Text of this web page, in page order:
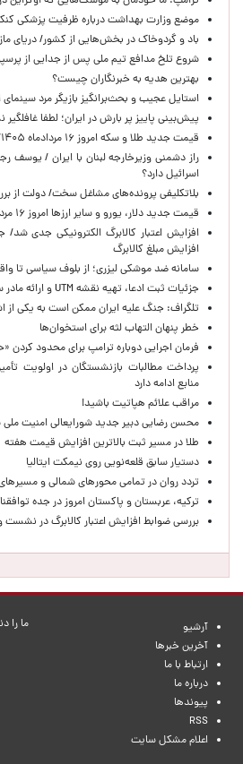
موضع وزارت بهداشت درباره ظرفیت پزشکی کنکور
باد و گردوخاک در بخش‌هایی از کشور/ دریای
شروع تلخ مدافع تیم ملی پس از جدایی از
بهترین هدیه به خبرنگاران چیست؟
استایل عجیب و بحث‌برانگیز بازیگر مرد سینمای
پیش‌بینی پاییز پر بارش در ایران؛ لطفا غافلگیر
قیمت جدید طلا و سکه امروز ۱۶ مردادماه ۱۴۰۵/ جدول
راز دشمنی وزیرخارجه لبنان با ایران / یوسف
اسرائیل دارد؟
بلاتکلیفی پرونده‌های مشاغل سخت/ دولت از
قیمت جدید دلار، یورو و سایر ارزها امروز ۱۶ مردادماه ۱۴۰۵/ جدول
افزایش اعتبار کالابرگ الکترونیکی جدی
افزایش مبلغ کالابرگ
سامانه ضد موشکی لیزری؛ از بلوف سیاسی تا
جزئیات ثبت ادعا، تهیه نقشه UTM و ارائه مادر سند اعلام شد
تلگراف: جنگ علیه ایران ممکن است به یکی از
خطر پنهان التهاب لثه برای استخوان‌ها
فرمان اجرایی دوباره ترامپ برای محدود کردن
پرداخت مطالبات بازنشستگان در اولویت
منابع ادامه دارد
مراقب علائم هپاتیت باشید!
محسن رضایی دبیر جدید شورایعالی امنیت
طلا در مسیر ثبت بالاترین افزایش قیمت هفته
دستیار سابق قلعه‌نویی روی نیمکت ایتالیا
تردد روان در تمامی محورهای شمالی و
ترکیه، عربستان و پاکستان امروز در جده
بررسی ضوابط افزایش اعتبار کالابرگ در نشست
آرشیو
آخرین خبرها
ارتباط با ما
درباره ما
پیوندها
RSS
اعلام مشکل سایت
ما را